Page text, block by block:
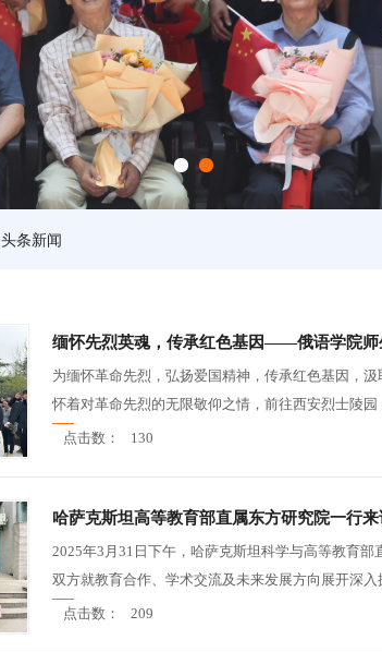
头条新闻
缅怀先烈英魂，传承红色基因——俄语学院师
为缅怀革命先烈，弘扬爱国精神，传承红色基因，
怀着对革命先烈的无限敬仰之情，前往西安烈士陵
点击数： 130
哈萨克斯坦高等教育部直属东方研究院一行
2025年3月31日下午，哈萨克斯坦科学与高等教育部
双方就教育合作、学术交流及未来发展方向展开深
点击数： 209